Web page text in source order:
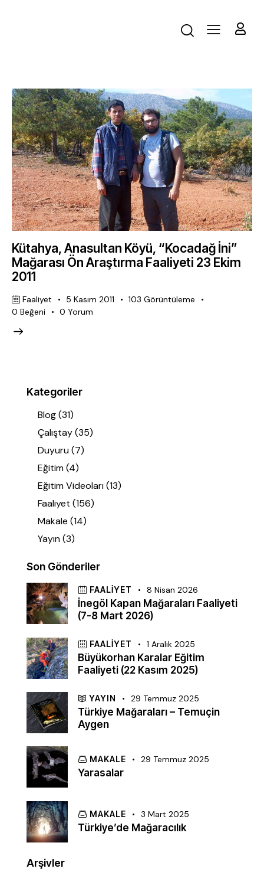
Kütahya, Anasultan Köyü, “Kocadağ İni”
Mağarası Ön Araştırma Faaliyeti 23 Ekim
2011
Faaliyet 5 Kasım 2011 103 Görüntüleme
0 Beğeni 0 Yorum
Kategoriler
Blog(31)
Çalıştay(35)
Duyuru(7)
Eğitim(4)
Eğitim Videoları(13)
Faaliyet (156)
Makale (14)
Yayın(3)
Son Gönderiler
FAALIYET 8 Nisan 2026
İnegöl Kapan Mağaraları Faaliyeti
(7-8 Mart 2026)
FAALIYET 1 Aralık 2025
Büyükorhan Karalar Eğitim
Faaliyeti (22 Kasım 2025)
YAYIN 29 Temmuz 2025
Türkiye Mağaraları – Temuçin
Aygen
MAKALE 29 Temmuz 2025
Yarasalar
MAKALE 3 Mart 2025
Türkiye’de Mağaracılık
Arşivler